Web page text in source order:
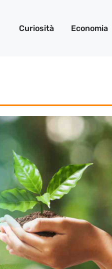
Curiosità Economia